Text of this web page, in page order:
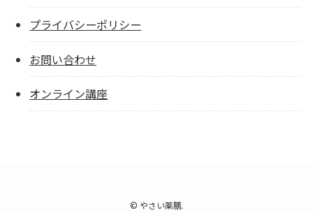
プライバシーポリシー
お問い合わせ
オンライン講座
© やさい薬膳.